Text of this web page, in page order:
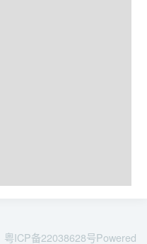
粤ICP备22038628号Powered